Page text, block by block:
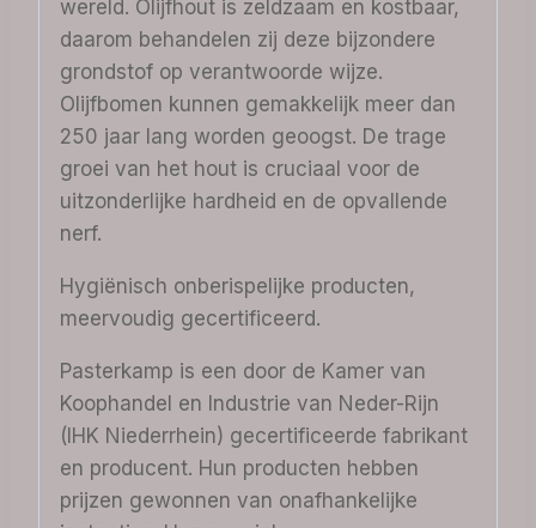
wereld. Olijfhout is zeldzaam en kostbaar,
daarom behandelen zij deze bijzondere
grondstof op verantwoorde wijze.
Olijfbomen kunnen gemakkelijk meer dan
250 jaar lang worden geoogst. De trage
groei van het hout is cruciaal voor de
uitzonderlijke hardheid en de opvallende
nerf.
Hygiënisch onberispelijke producten,
meervoudig gecertificeerd.
Pasterkamp is een door de Kamer van
Koophandel en Industrie van Neder-Rijn
(IHK Niederrhein) gecertificeerde fabrikant
en producent. Hun producten hebben
prijzen gewonnen van onafhankelijke